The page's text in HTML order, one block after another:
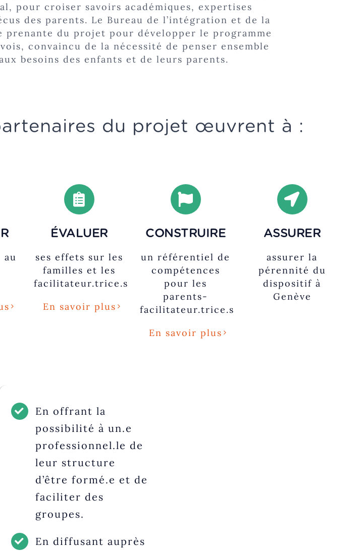
pour croiser savoirs académiques, expertises
des parents. Le Bureau de l’intégration et de la
du projet pour développer le programme
convaincu de la nécessité de penser ensemble
besoins des enfants et de leurs parents.
du projet œuvrent à :
au
ÉVALUER
ses effets sur les
familles et les
facilitateur.trice.s
En savoir plus
CONSTRUIRE
un référentiel de
compétences
pour les
parents-
facilitateur.trice.s
En savoir plus
ASSURER
assurer la
pérennité du
dispositif à
Genève
En offrant la
possibilité à un.e
professionnel.le de
leur structure
d’être formé.e et de
faciliter des
groupes.
En diffusant auprès